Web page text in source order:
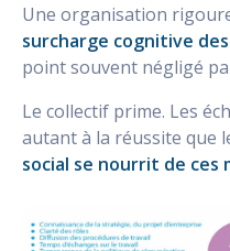
Une organisation
surcharge cognitive
point souvent négligé
Le collectif prime. Les
autant à la réussite que
social se nourrit de ces